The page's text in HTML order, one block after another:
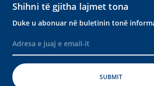
Shihni të gjitha lajmet tona
Duke u abonuar në buletinin tonë